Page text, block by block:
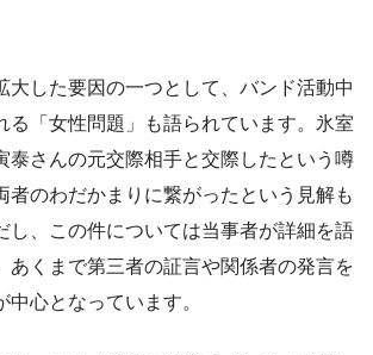
大した要因の一つとして、バンド活動中
る「女性問題」も語られています。氷室
泰さんの元交際相手と交際したという噂
者のわだかまりに繋がったという見解も
し、この件については当事者が詳細を語
あくまで第三者の証言や関係者の発言を
中心となっています。